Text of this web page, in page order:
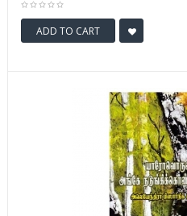
ADD TO CART